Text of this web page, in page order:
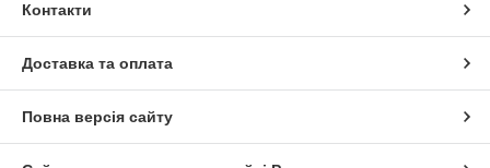
Контакти
Доставка та оплата
Повна версія сайту